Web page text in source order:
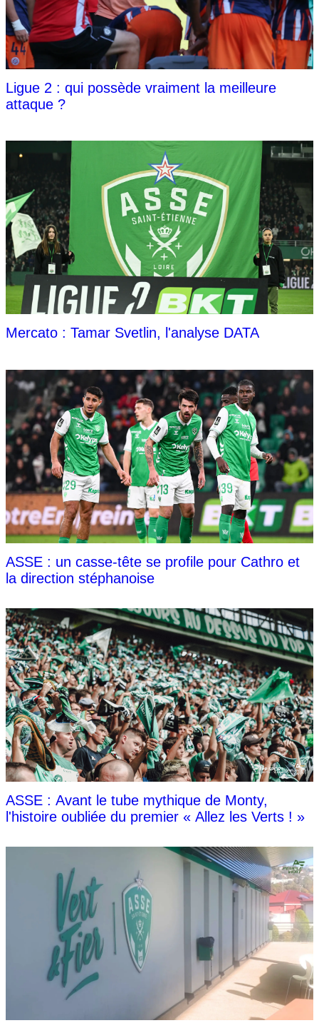
Ligue 2 : qui possède vraiment la meilleure
attaque ?
Mercato : Tamar Svetlin, l'analyse DATA
ASSE : un casse-tête se profile pour Cathro et
la direction stéphanoise
ASSE : Avant le tube mythique de Monty,
l'histoire oubliée du premier « Allez les Verts ! »